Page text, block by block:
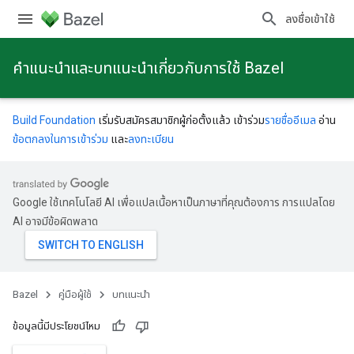
ลงชื่อเข้าใช้
คําแนะนําและบทแนะนําเกี่ยวกับการใช้ Bazel
Build Foundation เริ่มรับสมัครสมาชิกผู้ก่อตั้งแล้ว เข้าร่วมรายชื่ออีเมล อ่าน
ข้อตกลงในการเข้าร่วม และลงทะเบียน
Google ใช้เทคโนโลยี AI เพื่อแปลเนื้อหาเป็นภาษาที่คุณต้องการ การแปลโดย
AI อาจมีข้อผิดพลาด
Bazel คู่มือผู้ใช้ บทแนะนำ
ข้อมูลนี้มีประโยชน์ไหม